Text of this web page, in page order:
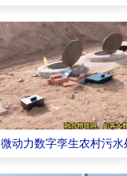
微动力数字孪生农村污水